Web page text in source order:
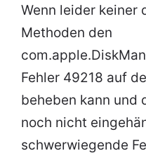
Wenn leider keiner
Methoden den
Fehler 49218 auf
beheben kann und
noch nicht
schwerwiegende